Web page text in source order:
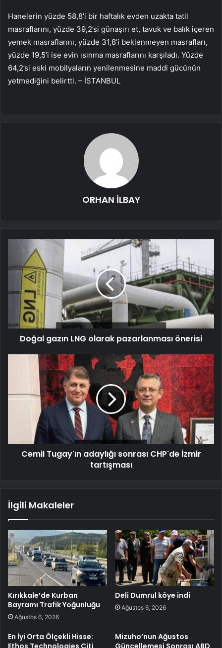
Hanelerin yüzde 58,8’i bir haftalık evden uzakta tatil
masraflarını, yüzde 39,2’si günaşırı et, tavuk ve balık içeren
yemek masraflarını, yüzde 31,8’i beklenmeyen masrafları,
yüzde 19,5’i ise evin ısınma masraflarını karşıladı. Yüzde
64,2’si eski mobilyaların yenilenmesine maddi gücünün
yetmediğini belirtti. – İSTANBUL
ORHAN İLBAY
Doğal gazın LNG olarak pazarlanması önerisi
Cemil Tugay'ın adaylığı sonrası CHP'de İzmir
tartışması
İlgili Makaleler
Kırıkkale’de Kurban
Bayramı Trafik Yoğunluğu
Ağustos 6, 2026
Deli Dumrul köye indi
Ağustos 6, 2026
En İyi Orta Ölçekli Hisse:
Ethos Technologies Citi
Mizuho’nun Ağustos
Güncellemesi Sonrası ABD